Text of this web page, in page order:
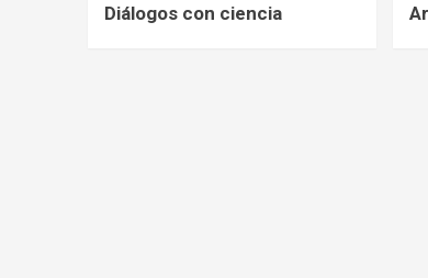
Diálogos con ciencia